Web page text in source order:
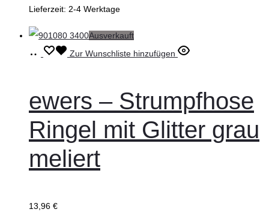
werden
Lieferzeit: 2-4 Werktage
Ausverkauft
Ausführung
Dieses
mehrere
Varianten
auf.
Die
Zur Wunschliste hinzufügen
ewers – Strumpfhose
Ringel mit Glitter grau
meliert
13,96 €